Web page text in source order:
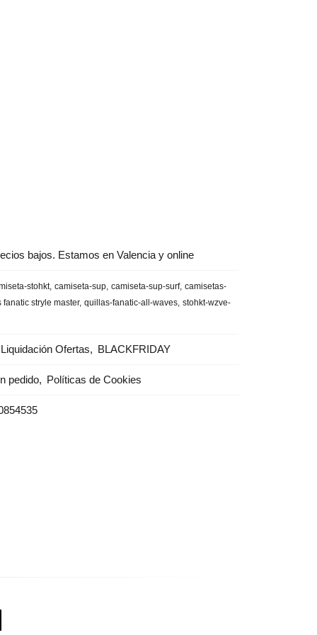
bajos. Estamos en Valencia y online
stohkt camiseta-sup camiseta-sup-surf camisetas-
fanatic stryle master quillas-fanatic-all-waves stohkt-wzve-
Liquidación Ofertas BLACKFRIDAY
pedido Políticas de Cookies